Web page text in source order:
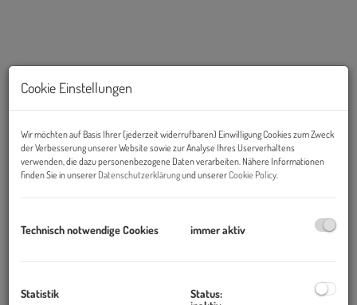
Beschreibung
ist ein Bürohochhaus im 22. Bezirk. Er wurde in
den Jahren 1999 bis 2001 nach Plänen von Architekt
namensgebend, in diesem Fall der griechische Kriegsgott ARES.
Cookie Einstellungen
Wir möchten auf Basis Ihrer (jederzeit widerrufbaren) Einwilligung Cookies zum Zweck
der Verbesserung unserer Website sowie zur Analyse Ihres Userverhaltens
verwenden, die dazu personenbezogene Daten verarbeiten. Nähere Informationen
finden Sie in unserer Datenschutzerklärungund unsererCookie Policy
Technisch notwendige Cookies immer aktiv
Statistik
Status: